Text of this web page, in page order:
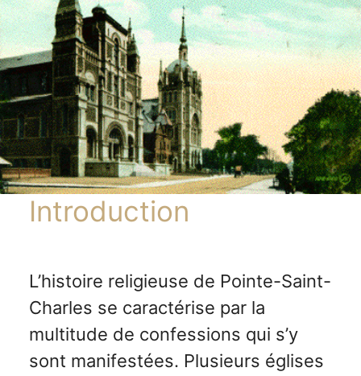
Introduction
L’histoire religieuse de Pointe-Saint-
Charles se caractérise par la
multitude de confessions qui s’y
sont manifestées. Plusieurs églises